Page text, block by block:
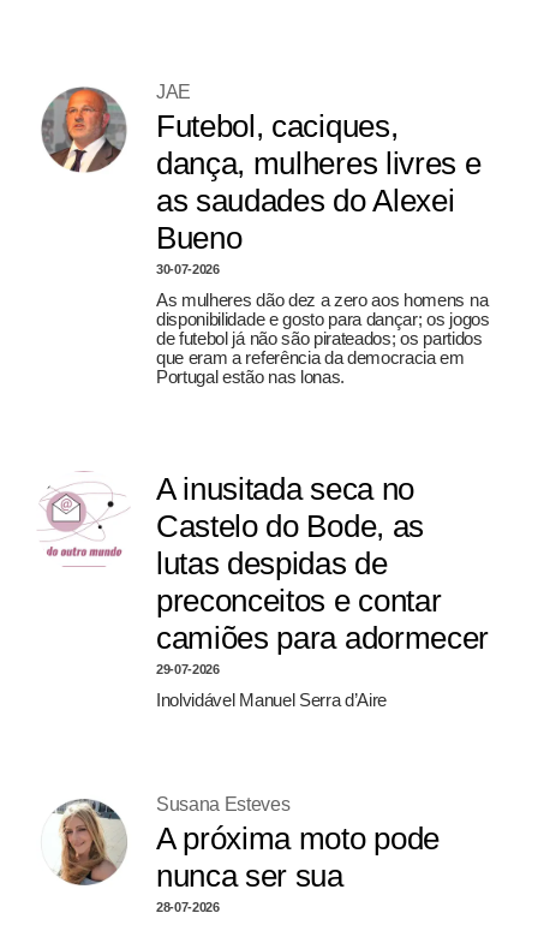
JAE
Futebol, caciques,
dança, mulheres livres e
as saudades do Alexei
Bueno
30-07-2026
As mulheres dão dez a zero aos homens na
disponibilidade e gosto para dançar; os jogos
de futebol já não são pirateados; os partidos
que eram a referência da democracia em
Portugal estão nas lonas.
A inusitada seca no
Castelo do Bode, as
lutas despidas de
preconceitos e contar
camiões para adormecer
29-07-2026
Inolvidável Manuel Serra d’Aire
Susana Esteves
A próxima moto pode
nunca ser sua
28-07-2026